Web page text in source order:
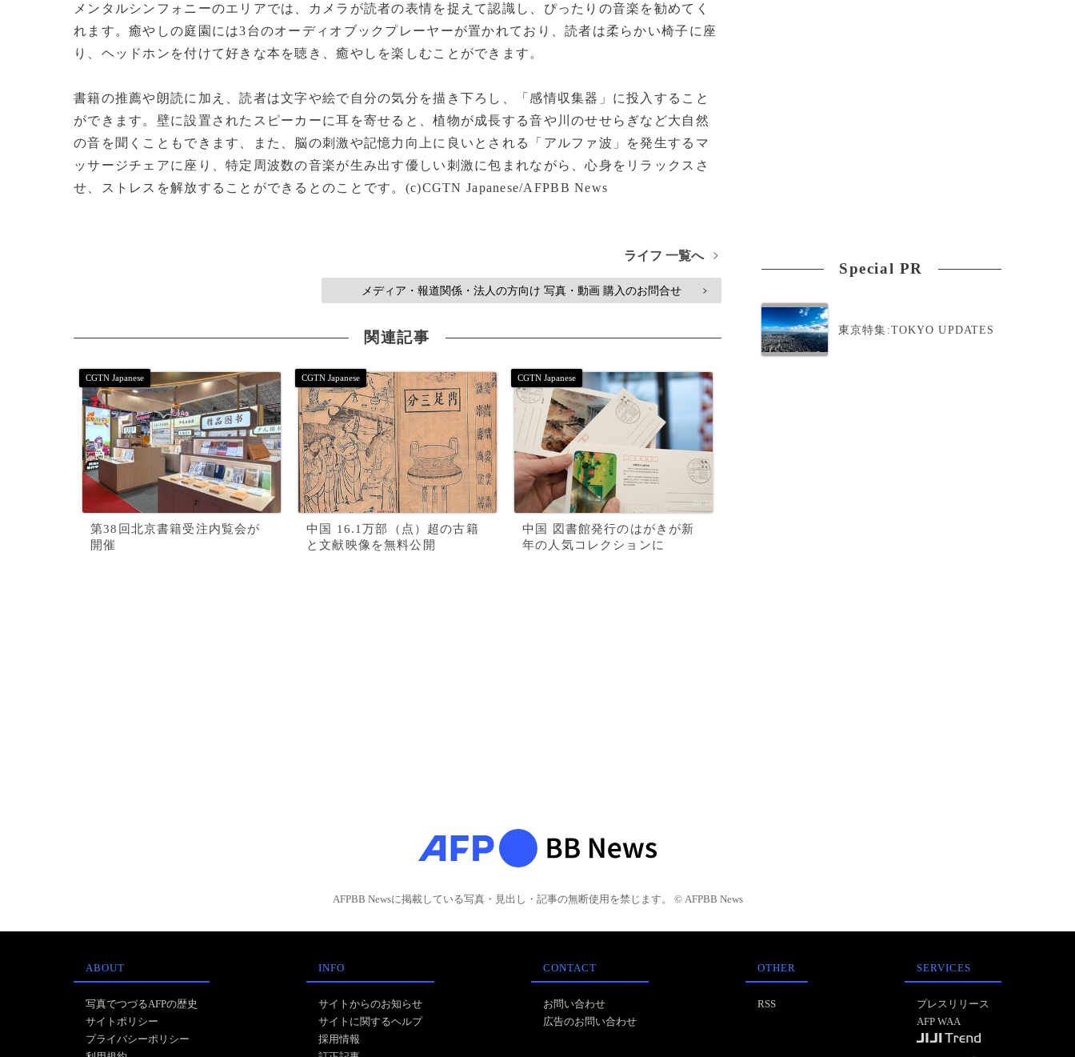
メンタルシンフォニーのエリアでは、カメラが読者の表情を捉えて認識し、ぴったりの音楽を勧めてく
れます。癒やしの庭園には3台のオーディオブックプレーヤーが置かれており、読者は柔らかい椅子に座
り、ヘッドホンを付けて好きな本を聴き、癒やしを楽しむことができます。
書籍の推薦や朗読に加え、読者は文字や絵で自分の気分を描き下ろし、「感情収集器」に投入すること
ができます。壁に設置されたスピーカーに耳を寄せると、植物が成長する音や川のせせらぎなど大自然
の音を聞くこともできます、また、脳の刺激や記憶力向上に良いとされる「アルファ波」を発生するマ
ッサージチェアに座り、特定周波数の音楽が生み出す優しい刺激に包まれながら、心身をリラックスさ
せ、ストレスを解放することができるとのことです。(c)CGTN Japanese/AFPBB News
ライフ 一覧へ >
メディア・報道関係・法人の方向け 写真・動画 購入のお問合せ >
関連記事
第38回北京書籍受注内覧会が
開催
中国 16.1万部（点）超の古籍
と文献映像を無料公開
中国 図書館発行のはがきが新
年の人気コレクションに
Special PR
東京特集:TOKYO UPDATES
AFPBB Newsに掲載している写真・見出し・記事の無断使用を禁じます。 © AFPBB News
ABOUT
写真でつづるAFPの歴史
サイトポリシー
プライバシーポリシー
INFO
サイトからのお知らせ
サイトに関するヘルプ
採用情報
CONTACT
お問い合わせ
広告のお問い合わせ
OTHER
RSS
SERVICES
プレスリリース
AFP WAA